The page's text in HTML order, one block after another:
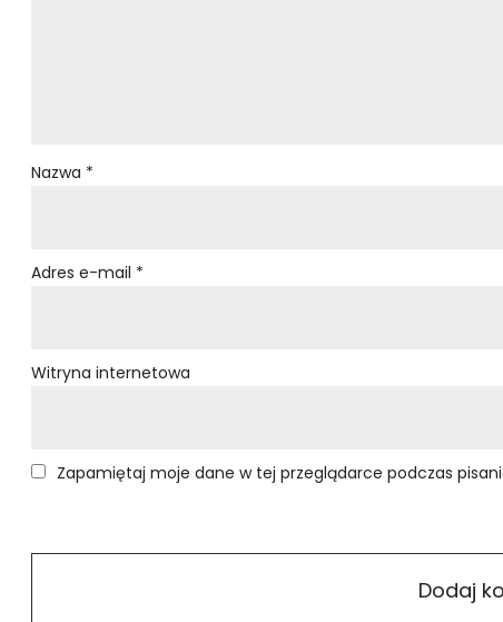
Nazwa *
Adres e-mail *
Witryna internetowa
Zapamiętaj moje dane w tej przeglądarce podczas